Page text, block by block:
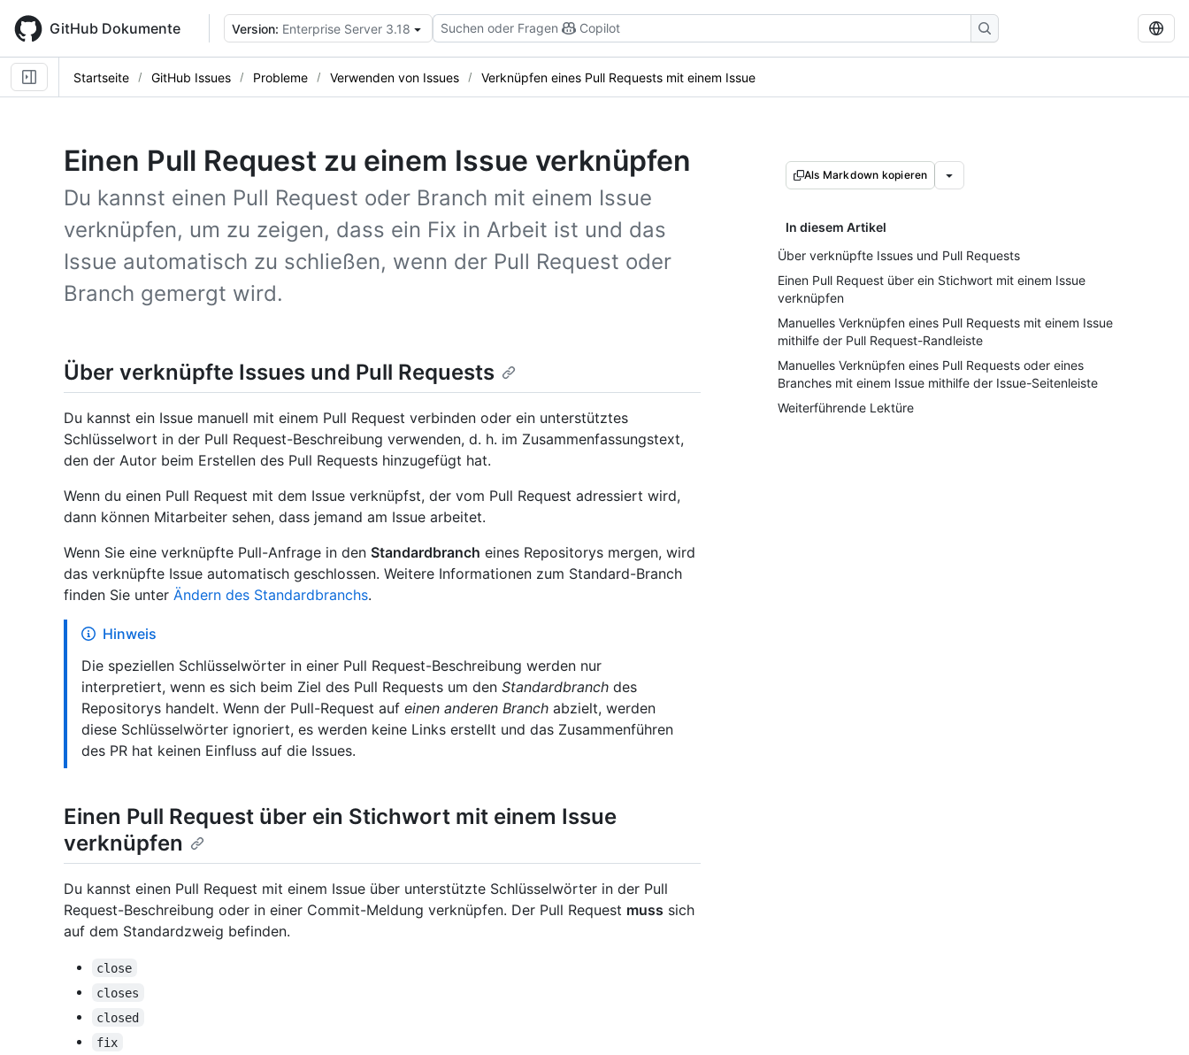
main
content
GitHub Dokumente Version: Enterprise Server 3.18 Suchen oder Fragen Copilot
Startseite GitHub Issues Probleme Verwenden von Issues Verknüpfen eines Pull Requests mit einem Issue
Einen Pull Request zu einem Issue verknüpfen
Du kannst einen Pull Request oder Branch mit einem Issue
verknüpfen, um zu zeigen, dass ein Fix in Arbeit ist und das
Issue automatisch zu schließen, wenn der Pull Request oder
Branch gemergt wird.
Als Markdown kopieren
In diesem Artikel
Über verknüpfte Issues und Pull Requests
Einen Pull Request über ein Stichwort mit einem Issue
verknüpfen
Manuelles Verknüpfen eines Pull Requests mit einem Issue
mithilfe der Pull Request-Randleiste
Manuelles Verknüpfen eines Pull Requests oder eines
Branches mit einem Issue mithilfe der Issue-Seitenleiste
Weiterführende Lektüre
Über verknüpfte Issues und Pull Requests
Du kannst ein Issue manuell mit einem Pull Request verbinden oder ein unterstütztes
Schlüsselwort in der Pull Request-Beschreibung verwenden, d. h. im Zusammenfassungstext,
den der Autor beim Erstellen des Pull Requests hinzugefügt hat.
Wenn du einen Pull Request mit dem Issue verknüpfst, der vom Pull Request adressiert wird,
dann können Mitarbeiter sehen, dass jemand am Issue arbeitet.
Wenn Sie eine verknüpfte Pull-Anfrage in den Standardbranch eines Repositorys mergen, wird
das verknüpfte Issue automatisch geschlossen. Weitere Informationen zum Standard-Branch
finden Sie unter Ändern des Standardbranchs.
Hinweis
Die speziellen Schlüsselwörter in einer Pull Request-Beschreibung werden nur
interpretiert, wenn es sich beim Ziel des Pull Requests um den Standardbranch des
Repositorys handelt. Wenn der Pull-Request auf einen anderen Branch abzielt, werden
diese Schlüsselwörter ignoriert, es werden keine Links erstellt und das Zusammenführen
des PR hat keinen Einfluss auf die Issues.
Einen Pull Request über ein Stichwort mit einem Issue
verknüpfen
Du kannst einen Pull Request mit einem Issue über unterstützte Schlüsselwörter in der Pull
Request-Beschreibung oder in einer Commit-Meldung verknüpfen. Der Pull Request muss sich
auf dem Standardzweig befinden.
close
closes
closed
fix